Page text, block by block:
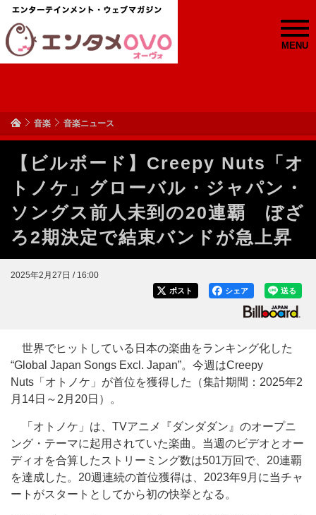
MENU
音楽 音楽ニュース
【ビルボード】Creepy Nuts「オ
トノケ」グローバル・ジャパン・
ソングス前人未到の20連覇 ぼざ
ろ2期決定で結束バンドが急上昇
2025年2月27日 / 16:00
送る
シェア
ポスト
世界でヒットしている日本の楽曲をランキング化した
“Global Japan Songs Excl. Japan”。今週はCreepy
Nuts「オトノケ」が首位を獲得した（集計期間：2025年2
月14日～2月20日）。
「オトノケ」は、TVアニメ『ダンダダン』のオープニ
ング・テーマに起用されていた楽曲。当週のビデオとオー
ディオを合算したストリーミング数は501万回で、20連覇
を達成した。20週連続の首位獲得は、2023年9月に当チャ
ートがスタートとしてから初の快挙となる。